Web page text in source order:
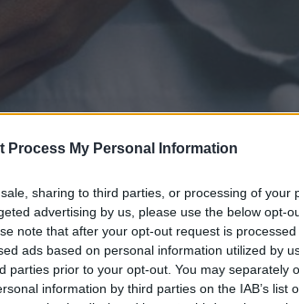
Process My Personal Information
sharing to third parties, or processing of your
advertising by us, please use the below opt-
note that after your opt-out request is
ads based on personal information utilized by
parties prior to your opt-out. You may separately
information by third parties on the IAB’s list